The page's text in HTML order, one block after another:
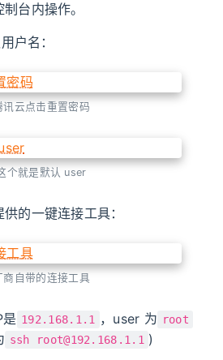
台内操作。
户名：
讯云点击重置密码
个就是默认 user
的一键连接工具：
商自带的连接工具
192.168.1.1 ，user 为 root
ssh root@192.168.1.1 )